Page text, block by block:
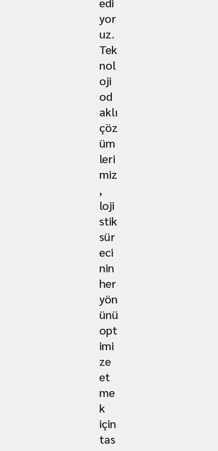
yor
uz.
Tek
nol
oji
od
aklı
çöz
üm
leri
miz
,
loji
stik
sür
eci
nin
her
yön
ünü
opt
imi
ze
et
me
k
için
tas